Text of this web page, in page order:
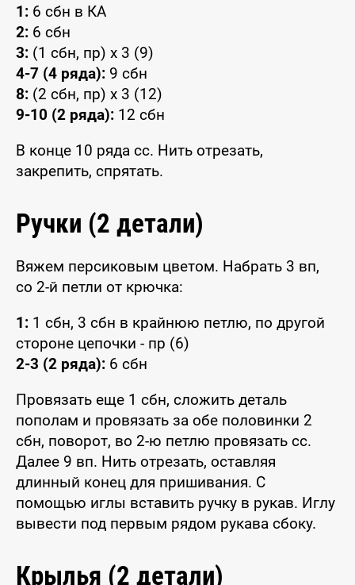
1: 6 сбн в КА
2: 6 сбн
3: (1 сбн, пр) x 3 (9)
4-7 (4 ряда): 9 сбн
8: (2 сбн, пр) x 3 (12)
9-10 (2 ряда): 12 сбн
В конце 10 ряда сс. Нить отрезать,
закрепить, спрятать.
Ручки (2 детали)
Вяжем персиковым цветом. Набрать 3 вп,
со 2-й петли от крючка:
1: 1 сбн, 3 сбн в крайнюю петлю, по другой
стороне цепочки - пр (6)
2-3 (2 ряда): 6 сбн
Провязать еще 1 сбн, сложить деталь
пополам и провязать за обе половинки 2
сбн, поворот, во 2-ю петлю провязать сс.
Далее 9 вп. Нить отрезать, оставляя
длинный конец для пришивания. С
помощью иглы вставить ручку в рукав. Иглу
вывести под первым рядом рукава сбоку.
Крылья (2 детали)